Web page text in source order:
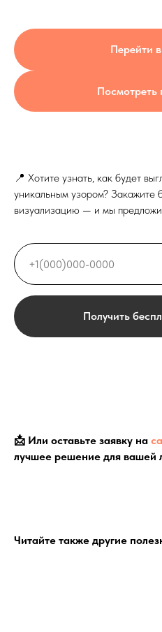
Выезд и ЗD
Перейти
Посмотреть
📍 Хотите узнать, как будет
уникальным узором? Закажите
визуализацию — и мы
Получить
📩 Или оставьте заявку на
лучшее решение для вашей
Читайте также другие